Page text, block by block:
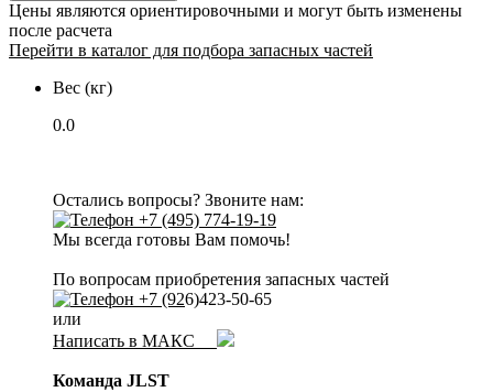
Цены являются ориентировочными и могут быть изменены
после расчета
Перейти в каталог для подбора запасных частей
Вес (кг)
0.0
Остались вопросы? Звоните нам:
+7 (495) 774-19-19
Мы всегда готовы Вам помочь!
По вопросам приобретения запасных частей
+7 (926)423-50-65
или
Написать в МАКС
Команда JLST